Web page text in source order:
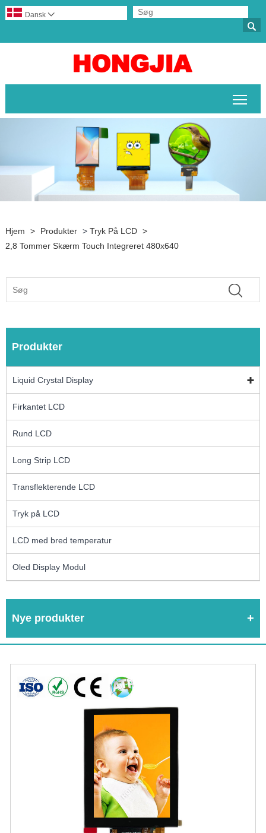

Dansk 
Hjem > Produkter > Tryk På LCD >
2,8 Tommer Skærm Touch Integreret 480x640
Produkter
Liquid Crystal Display
Firkantet LCD
Rund LCD
Long Strip LCD
Transflekterende LCD
Tryk på LCD
LCD med bred temperatur
Oled Display Modul
Nye produkter